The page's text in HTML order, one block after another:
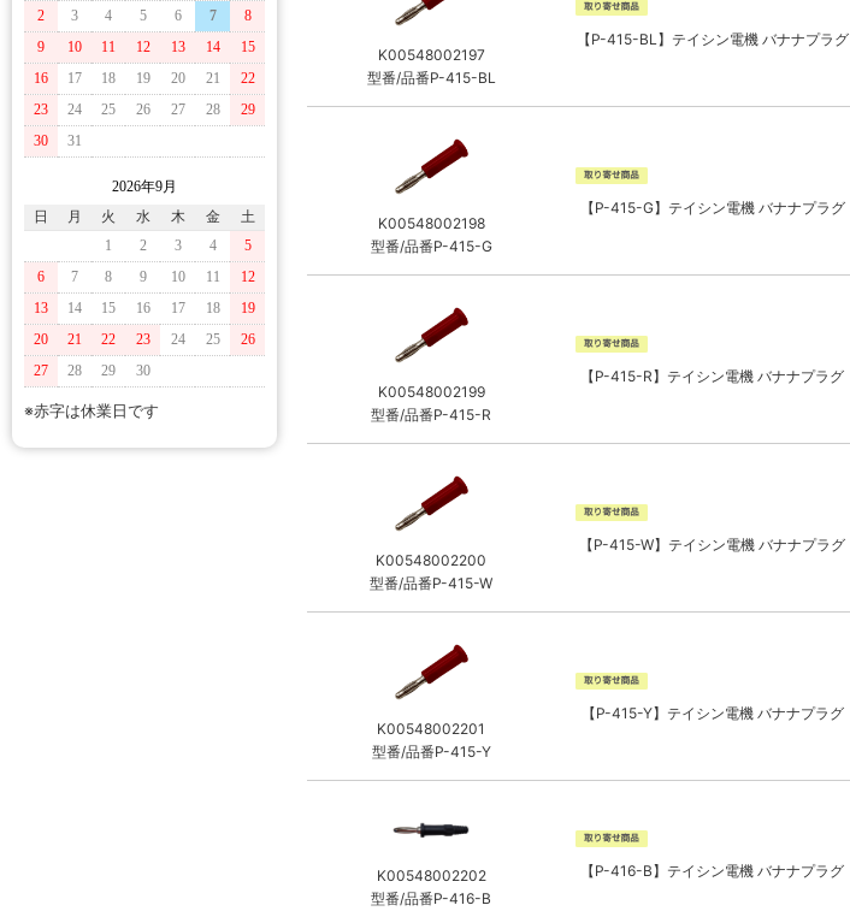
2
3 4 5 6 7
8
9
10 11 12 13 14
15
16
17 18 19 20 21
22
23
24 25 26 27 28
29
30
31
2026年9月
日
月 火 水 木 金
土
1
2 3 4
5
6
7 8 9 10 11
12
13
14 15 16 17 18
19
20
21 22 23 24 25
26
27
28 29 30
※赤字は休業日です
K00548002197
型番/品番P-415-BL
【P-415-BL】テイシン電機 バナナプラグ
K00548002198
型番/品番P-415-G
【P-415-G】テイシン電機 バナナプラグ
K00548002199
型番/品番P-415-R
【P-415-R】テイシン電機 バナナプラグ
K00548002200
型番/品番P-415-W
【P-415-W】テイシン電機 バナナプラグ
K00548002201
型番/品番P-415-Y
【P-415-Y】テイシン電機 バナナプラグ
K00548002202
型番/品番P-416-B
【P-416-B】テイシン電機 バナナプラグ